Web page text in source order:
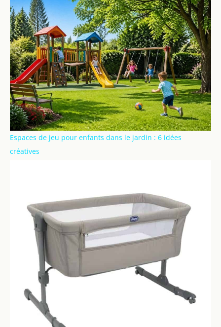
Espaces de jeu pour enfants dans le jardin : 6 idées
créatives